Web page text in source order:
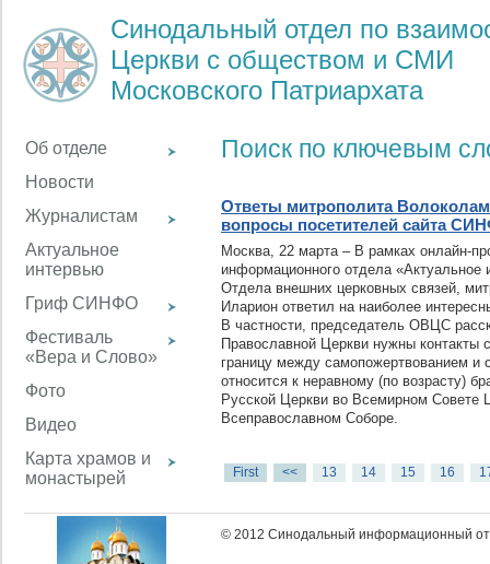
Синодальный отдел по
Церкви с обществом и СМИ
Московского Патриархата
Об отделе
Новости
Журналистам
Актуальное
интервью
Гриф СИНФО
Фестиваль
«Вера и Слово»
Фото
Видео
Карта храмов и
монастырей
Поиск по ключевым
Ответы митрополита
вопросы посетителей сайта
Москва, 22 марта – В рамках онлайн-
информационного отдела «Актуальное
Отдела внешних церковных связей,
Иларион ответил на наиболее
В частности, председатель ОВЦС
Православной Церкви нужны контакты
границу между самопожертвованием и
относится к неравному (по возрасту)
Русской Церкви во Всемирном Совете
Всеправославном Соборе.
First << 13 14 15 16
© 2012 Синодальный информационный